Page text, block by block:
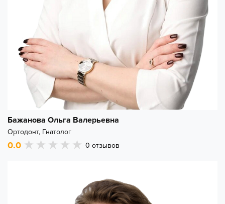
Бажанова Ольга Валерьевна
Ортодонт, Гнатолог
0.0 0 отзывов